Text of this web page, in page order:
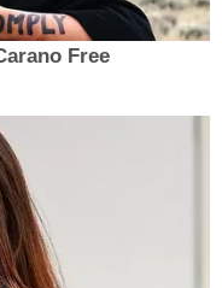
Free